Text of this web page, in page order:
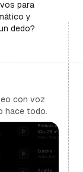
para
y
dedo?
con voz
hace todo.